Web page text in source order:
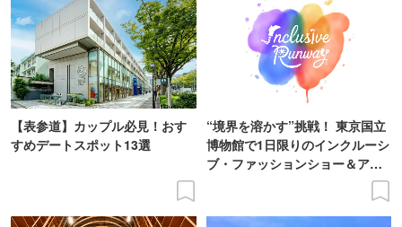
【表参道】カップル必見！おす
すめデートスポット13選
“境界を溶かす”挑戦！ 東京国立
博物館で1日限りのインクルーシ
ブ・ファッションショー＆アー